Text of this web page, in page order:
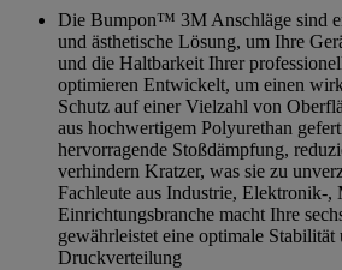
Sternen.
Die Bumpon™ 3M Anschläge sind
und ästhetische Lösung, um Ihre
und die Haltbarkeit Ihrer
optimieren Entwickelt, um einen
Schutz auf einer Vielzahl von
aus hochwertigem Polyurethan
hervorragende Stoßdämpfung,
verhindern Kratzer, was sie zu
Fachleute aus Industrie, Elektronik-,
Einrichtungsbranche macht Ihre
gewährleistet eine optimale
Druckverteilung